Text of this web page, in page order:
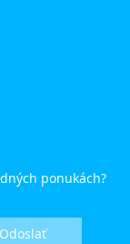
ponukách?